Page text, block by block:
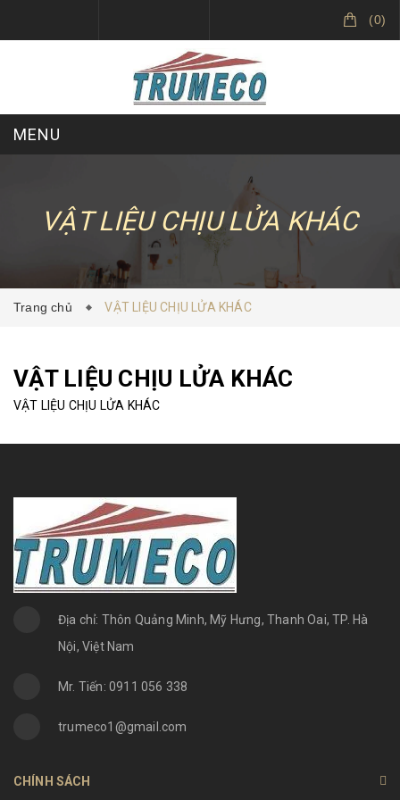
(0)
MENU
SẢN PHẨM
DỰ ÁN ĐÃ THỰC HIỆN
VẬT LIỆU CHỊU LỬA KHÁC
Trang chủ VẬT LIỆU CHỊU LỬA KHÁC
VẬT LIỆU CHỊU LỬA KHÁC
VẬT LIỆU CHỊU LỬA KHÁC
Địa chỉ: Thôn Quảng Minh, Mỹ Hưng, Thanh Oai, TP. Hà
Nội, Việt Nam
Mr. Tiến: 0911 056 338
trumeco1@gmail.com
CHÍNH SÁCH